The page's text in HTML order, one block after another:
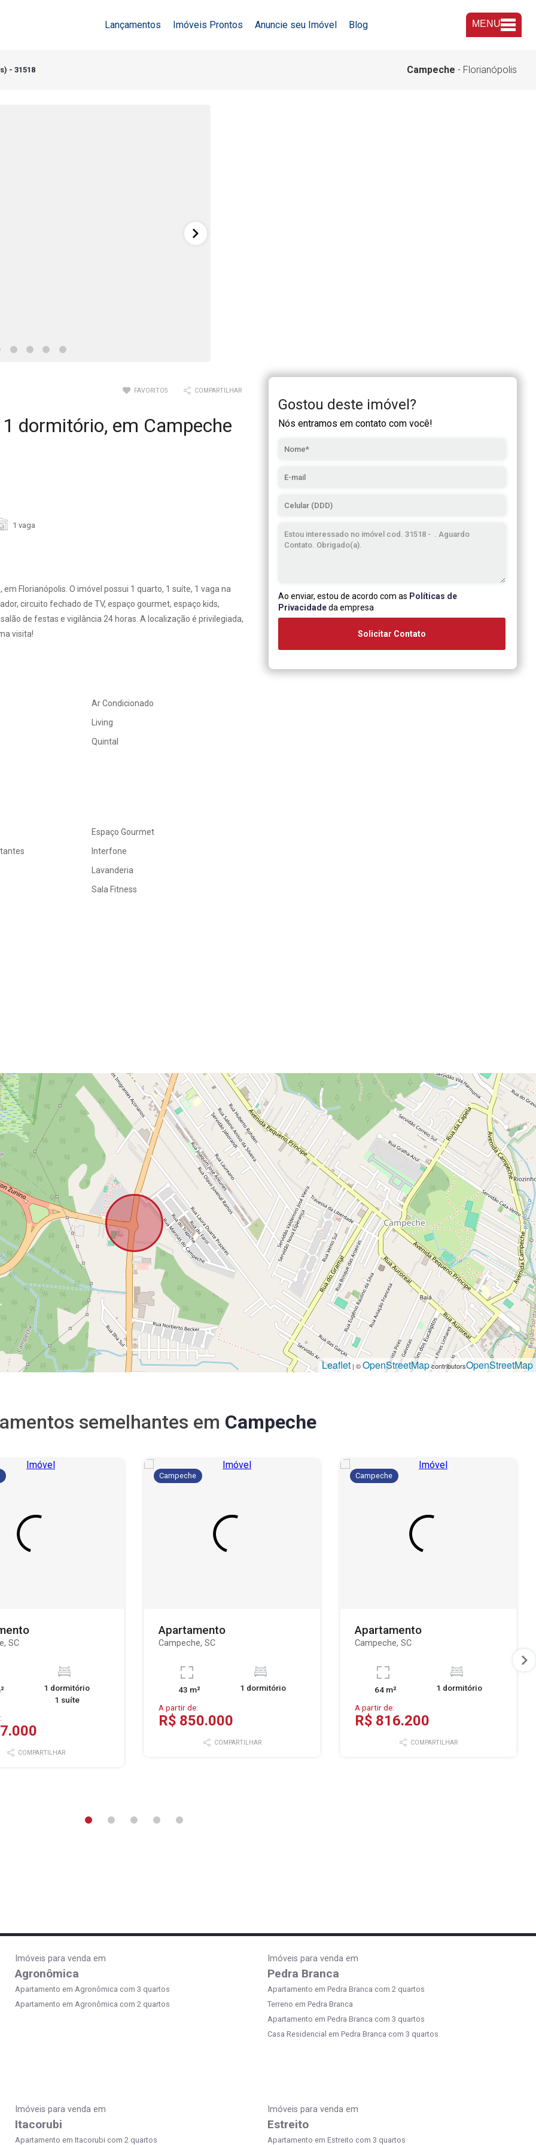
Lançamentos Imóveis Prontos Anuncie seu Imóvel Blog MENU
- 31518 Campeche - Florianópolis
FAVORITOS COMPARTILHAR
dormitório, em Campeche
1 vaga
Florianópolis. O imóvel possui 1 quarto, 1 suíte, 1 vaga na
circuito fechado de TV, espaço gourmet, espaço kids,
de festas e vigilância 24 horas. A localização é privilegiada,
visita!
Ar Condicionado
Living
Quintal
Espaço Gourmet
Interfone
Lavanderia
Sala Fitness
Gostou deste imóvel?
Nós entramos em contato com você!
Ao enviar, estou de acordo com as Políticas de
Privacidadeda empresa
Solicitar Contato
Leaflet | ©OpenStreetMapcontributorsOpenStreetMap
semelhantes em Campeche
SC
1 dormitório
1 suíte
COMPARTILHAR
Campeche
Apartamento
Campeche, SC
43 m² 1 dormitório
A partir de:
R$ 850.000
COMPARTILHAR
Campeche
Apartamento
Campeche, SC
64 m² 1 dormitório
A partir de:
R$ 816.200
COMPARTILHAR
Imóveis para venda em
Agronômica
Apartamento em Agronômica com 3 quartos
Apartamento em Agronômica com 2 quartos
Imóveis para venda em
Pedra Branca
Apartamento em Pedra Branca com 2 quartos
Terreno em Pedra Branca
Apartamento em Pedra Branca com 3 quartos
Casa Residencial em Pedra Branca com 3 quartos
Imóveis para venda em
Itacorubi
Apartamento em Itacorubi com 2 quartos
Imóveis para venda em
Estreito
Apartamento em Estreito com 3 quartos